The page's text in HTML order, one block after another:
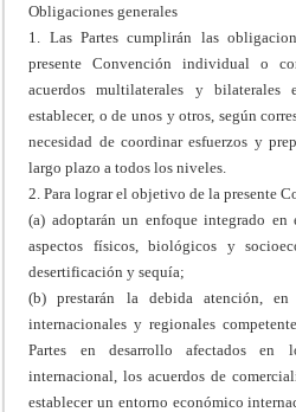
Obligaciones generales
1. Las Partes cumplirán las
presente Convención individual o
acuerdos multilaterales y bilaterales
establecer, o de unos y otros, según
necesidad de coordinar esfuerzos y
largo plazo a todos los niveles.
2. Para lograr el objetivo de la presente
(a) adoptarán un enfoque integrado
aspectos físicos, biológicos y
desertificación y sequía;
(b) prestarán la debida atención,
internacionales y regionales
Partes en desarrollo afectados en
internacional, los acuerdos de
establecer un entorno económico